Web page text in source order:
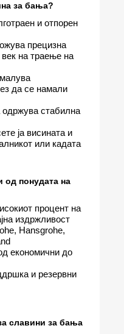
за бања?
и отпорен
прецизна
век на траење на
да се намали
одржува стабилна
ја висината и
или кадата
од понудата на
процент на
издржливост
Hansgrohe,
економични до
и резервни
славини за бања